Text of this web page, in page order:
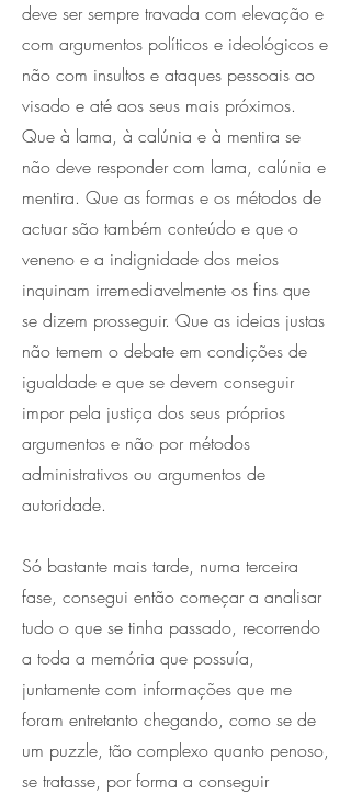
deve ser sempre travada com elevação e
com argumentos políticos e ideológicos e
não com insultos e ataques pessoais ao
visado e até aos seus mais próximos.
Que à lama, à calúnia e à mentira se
não deve responder com lama, calúnia e
mentira. Que as formas e os métodos de
actuar são também conteúdo e que o
veneno e a indignidade dos meios
inquinam irremediavelmente os fins que
se dizem prosseguir. Que as ideias justas
não temem o debate em condições de
igualdade e que se devem conseguir
impor pela justiça dos seus próprios
argumentos e não por métodos
administrativos ou argumentos de
autoridade.
Só bastante mais tarde, numa terceira
fase, consegui então começar a analisar
tudo o que se tinha passado, recorrendo
a toda a memória que possuía,
juntamente com informações que me
foram entretanto chegando, como se de
um puzzle, tão complexo quanto penoso,
se tratasse, por forma a conseguir